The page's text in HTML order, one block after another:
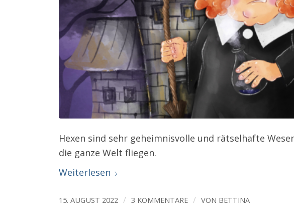
Hexen sind sehr geheimnisvolle und rätselhafte
die ganze Welt fliegen.
Weiterlesen
15. AUGUST 2022 / 3 KOMMENTARE / VON BETTINA